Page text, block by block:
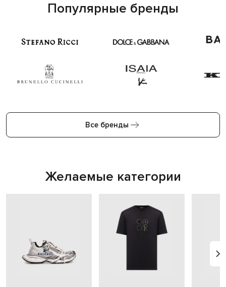
Популярные бренды
Все бренды
Желаемые категории